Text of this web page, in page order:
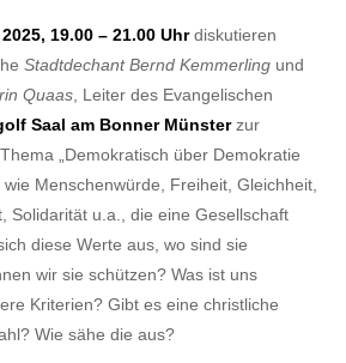
19.00 – 21.00 Uhrdiskutieren
Stadtdechant Bernd Kemmerling und
Quaas, Leiter des Evangelischen
Saal am Bonner Münsterzur
„Demokratisch über Demokratie
Menschenwürde, Freiheit, Gleichheit,
Solidarität u.a., die eine Gesellschaft
diese Werte aus, wo sind sie
wir sie schützen? Was ist uns
Kriterien? Gibt es eine christliche
Wie sähe die aus?